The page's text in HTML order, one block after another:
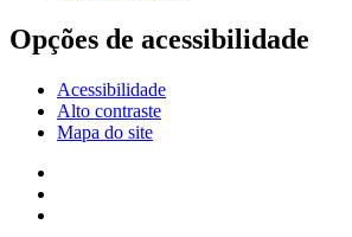
Opções de acessibilidade
Acessibilidade
Alto contraste
Mapa do site